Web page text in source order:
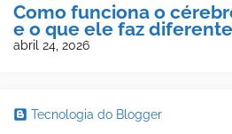
Como funciona o
e o que ele faz diferente
abril 24, 2026
Tecnologia do Blogger